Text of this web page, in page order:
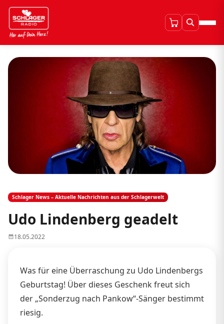
Schlager News – Aktuelle Nachrichten aus der Schlagerwelt
Udo Lindenberg geadelt
18.05.2022
Was für eine Überraschung zu Udo Lindenbergs
Geburtstag! Über dieses Geschenk freut sich
der „Sonderzug nach Pankow“-Sänger bestimmt
riesig.